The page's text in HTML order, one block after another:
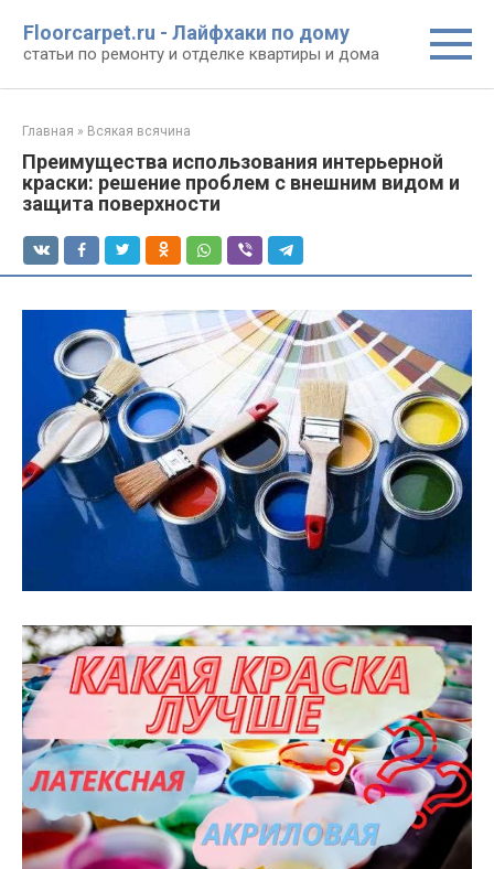
контенту
Floorcarpet.ru - Лайфхаки по дому
статьи по ремонту и отделке квартиры и дома
Главная » Всякая всячина
Преимущества использования интерьерной
краски: решение проблем с внешним видом и
защита поверхности